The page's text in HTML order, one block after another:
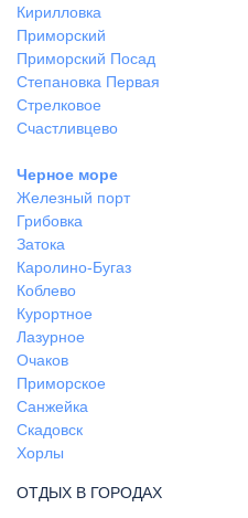
Кирилловка
Приморский
Приморский Посад
Степановка Первая
Стрелковое
Счастливцево
Черное море
Железный порт
Грибовка
Затока
Каролино-Бугаз
Коблево
Курортное
Лазурное
Очаков
Приморское
Санжейка
Скадовск
Хорлы
ОТДЫХ В ГОРОДАХ